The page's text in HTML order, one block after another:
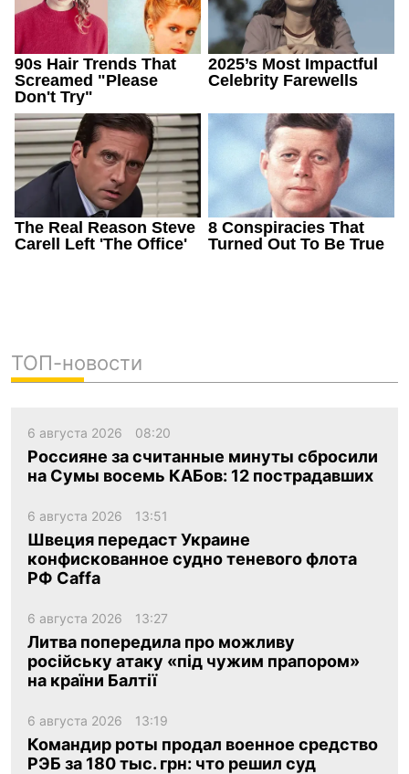
ТОП-новости
6 августа 2026 08:20
Россияне за считанные минуты сбросили
на Сумы восемь КАБов: 12 пострадавших
6 августа 2026 13:51
Швеция передаст Украине
конфискованное судно теневого флота
РФ Caffa
6 августа 2026 13:27
Литва попередила про можливу
російську атаку «під чужим прапором»
на країни Балтії
6 августа 2026 13:19
Командир роты продал военное средство
РЭБ за 180 тыс. грн: что решил суд